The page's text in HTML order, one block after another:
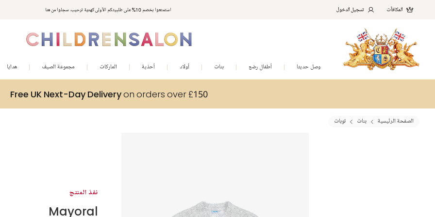
استمتعوا بخصم 10% على طلبيتكم الأولى كهدية ترحيب. سجلوا من هنا المكافآت تسجيل الدخول
وصل حديثا أطفال رضع بنات أولاد أحذية الماركات مجموعة الصيف هدايا
Free UK Next-Day Deliveryon orders over £150
الصفحة الرئيسية بنات توبات
نفذ المنتج
Mayoral